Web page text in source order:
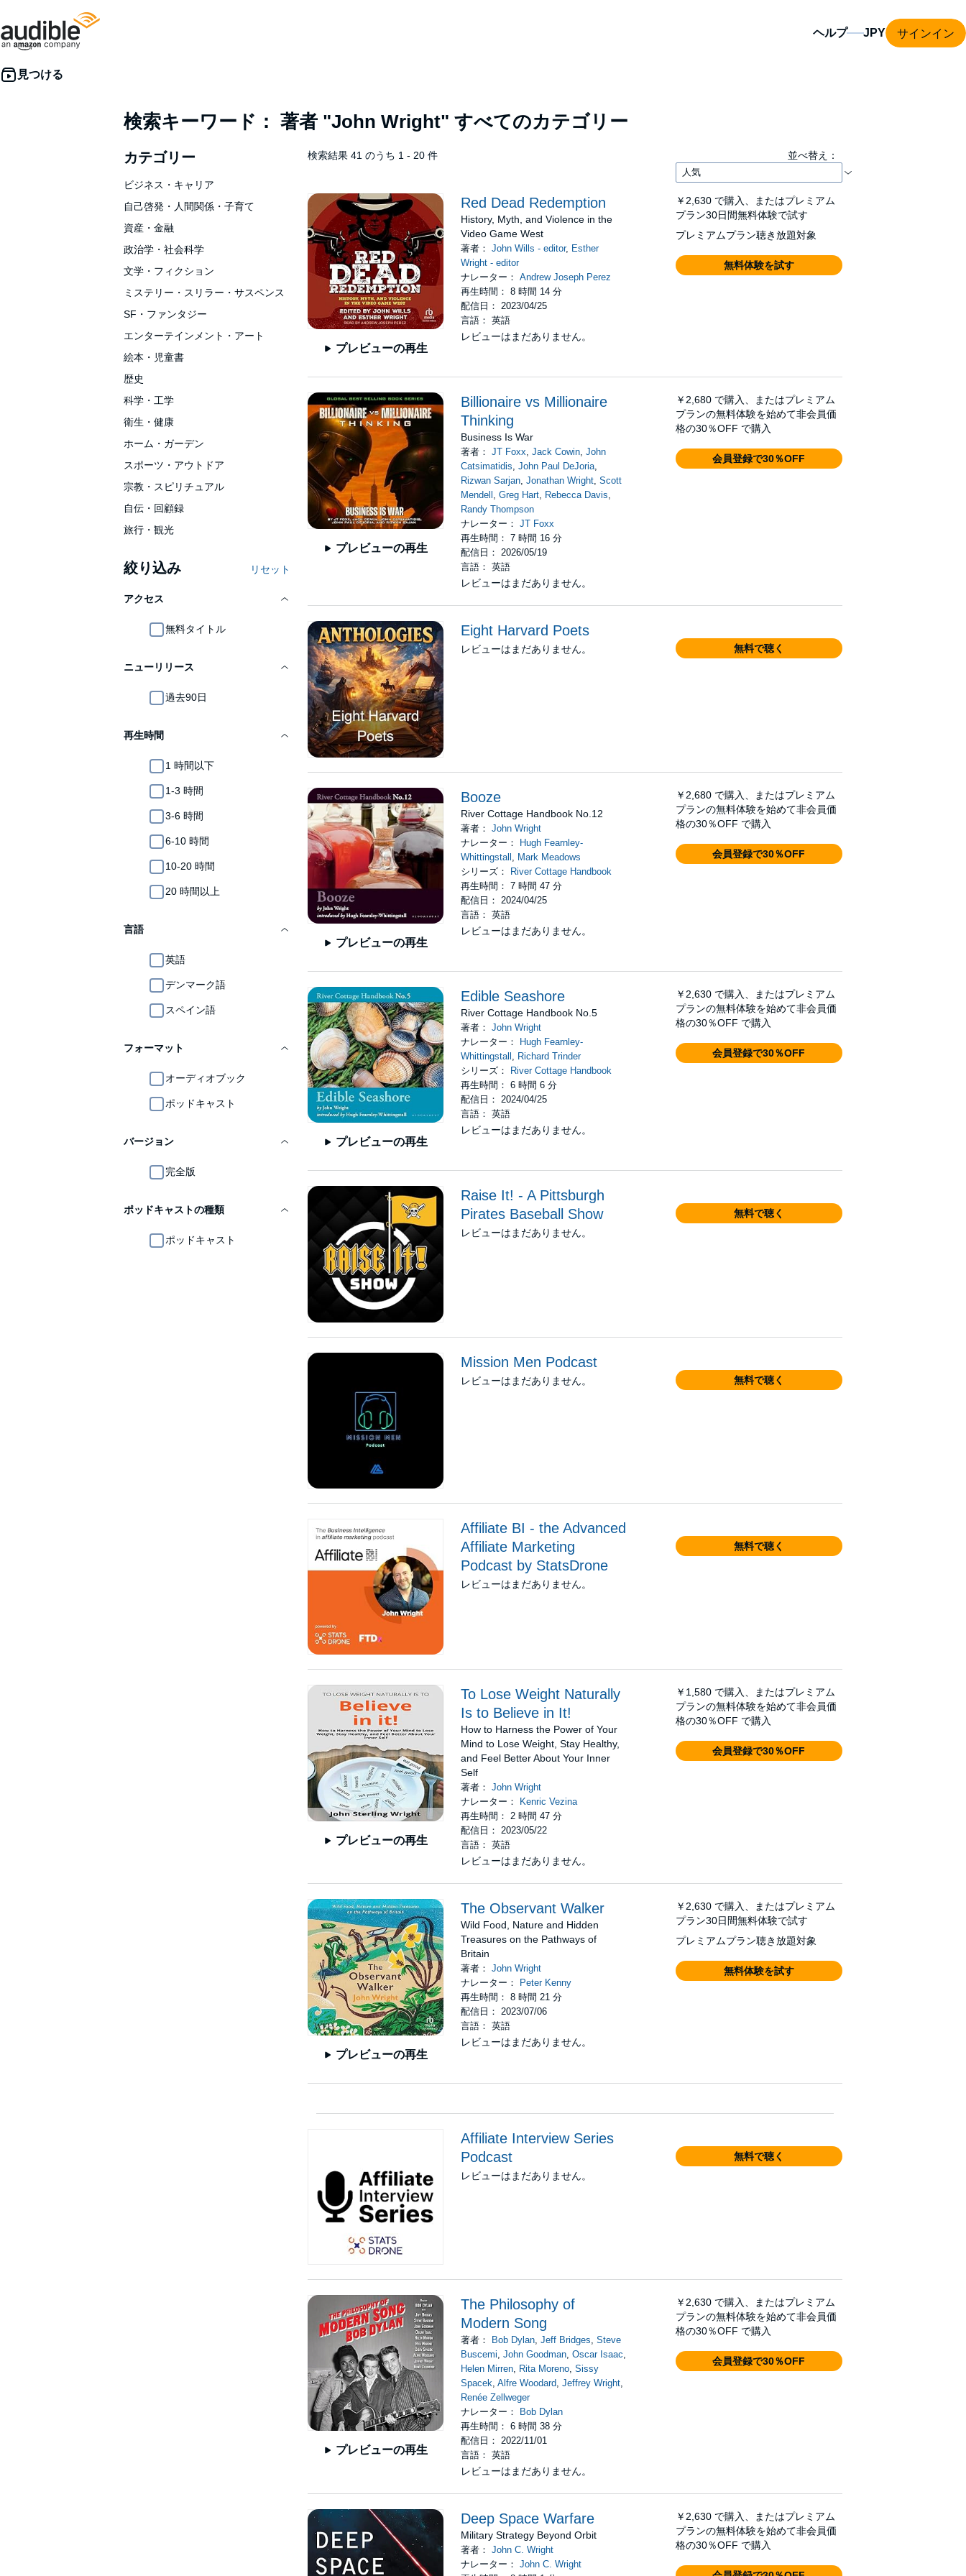
ヘルプ サインイン
検索キーワード： 著者 "John Wright" すべてのカテゴリー
カテゴリー
ビジネス・キャリア
自己啓発・人間関係・子育て
資産・金融
政治学・社会科学
文学・フィクション
ミステリー・スリラー・サスペンス
SF・ファンタジー
エンターテインメント・アート
絵本・児童書
歴史
科学・工学
衛生・健康
ホーム・ガーデン
スポーツ・アウトドア
宗教・スピリチュアル
自伝・回顧録
旅行・観光
絞り込み リセット
アクセス
無料タイトル
ニューリリース
過去90日
再生時間
1 時間以下
1-3 時間
3-6 時間
6-10 時間
10-20 時間
20 時間以上
言語
英語
デンマーク語
スペイン語
フォーマット
オーディオブック
ポッドキャスト
バージョン
完全版
ポッドキャストの種類
ポッドキャスト
検索結果 41 のうち 1 - 20 件 並べ替え：
プレビューの再生
Red Dead Redemption
History, Myth, and Violence in the
Video Game West
著者：John Wills - editor, Esther
Wright - editor
ナレーター：Andrew Joseph Perez
再生時間： 8 時間 14 分
配信日： 2023/04/25
言語： 英語
レビューはまだありません。
￥2,630 で購入、またはプレミアム
プラン30日間無料体験で試す
プレミアムプラン聴き放題対象
無料体験を試す
プレビューの再生
Billionaire vs Millionaire
Thinking
Business Is War
著者：JT Foxx,Jack Cowin,John
Catsimatidis,John Paul DeJoria,
Rizwan Sarjan,Jonathan Wright,Scott
Mendell ,Greg Hart, Rebecca Davis,
Randy Thompson
ナレーター：JT Foxx
再生時間： 7 時間 16 分
配信日： 2026/05/19
言語： 英語
レビューはまだありません。
￥2,680 で購入、またはプレミアム
プランの無料体験を始めて非会員価
格の30％OFF で購入
会員登録で30％OFF
Eight Harvard Poets
レビューはまだありません。 無料で聴く
プレビューの再生
Booze
River Cottage Handbook No.12
著者：John Wright
ナレーター： Hugh Fearnley-
Whittingstall
Mark Meadows
シリーズ： River Cottage Handbook
再生時間： 7 時間 47 分
配信日： 2024/04/25
言語： 英語
レビューはまだありません。
￥2,680 で購入、またはプレミアム
プランの無料体験を始めて非会員価
格の30％OFF で購入
会員登録で30％OFF
プレビューの再生
Edible Seashore
River Cottage Handbook No.5
著者：John Wright
ナレーター：
Hugh Fearnley-
Whittingstall
Richard Trinder
シリーズ：
River Cottage Handbook
再生時間： 6 時間 6 分
配信日： 2024/04/25
言語： 英語
レビューはまだありません。
￥2,630 で購入、またはプレミアム
プランの無料体験を始めて非会員価
格の30％OFF で購入
会員登録で30％OFF
Raise It! - A Pittsburgh
Pirates Baseball Show
レビューはまだありません。
無料で聴く
Mission Men Podcast
レビューはまだありません。 無料で聴く
Affiliate BI - the Advanced
Affiliate Marketing
Podcast by StatsDrone
レビューはまだありません。
無料で聴く
プレビューの再生
To Lose Weight Naturally
Is to Believe in It!
How to Harness the Power of Your
Mind to Lose Weight, Stay Healthy,
and Feel Better About Your Inner
Self
著者：John Wright
ナレーター：
Kenric Vezina
再生時間： 2 時間 47 分
配信日： 2023/05/22
言語： 英語
レビューはまだありません。
￥1,580 で購入、またはプレミアム
プランの無料体験を始めて非会員価
格の30％OFF で購入
会員登録で30％OFF
プレビューの再生
The Observant Walker
Wild Food, Nature and Hidden
Treasures on the Pathways of
Britain
著者：John Wright
ナレーター：
Peter Kenny
再生時間： 8 時間 21 分
配信日： 2023/07/06
言語： 英語
レビューはまだありません。
￥2,630 で購入、またはプレミアム
プラン30日間無料体験で試す
プレミアムプラン聴き放題対象
無料体験を試す
Affiliate Interview Series
Podcast
レビューはまだありません。
無料で聴く
プレビューの再生
The Philosophy of
Modern Song
著者： Bob Dylan ,Jeff Bridges ,Steve
Buscemi ,John Goodman ,Oscar Isaac
Helen Mirren
Rita Moreno ,Sissy
Spacek ,Alfre Woodard ,Jeffrey Wright
Renée Zellweger
ナレーター：
Bob Dylan
再生時間： 6 時間 38 分
配信日： 2022/11/01
言語： 英語
レビューはまだありません。
￥2,630 で購入、またはプレミアム
プランの無料体験を始めて非会員価
格の30％OFF で購入
会員登録で30％OFF
Deep Space Warfare
Military Strategy Beyond Orbit
著者：John C. Wright
ナレーター：John C. Wright
￥2,630 で購入、またはプレミアム
プランの無料体験を始めて非会員価
格の30％OFF で購入